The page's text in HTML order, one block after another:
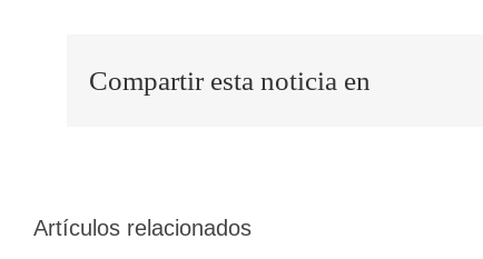
Compartir esta noticia en
Artículos relacionados